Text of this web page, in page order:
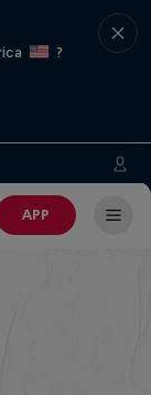
?
APP